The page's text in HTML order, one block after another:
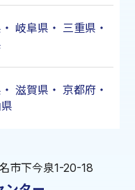
・ 岐阜県 ・ 三重県 ・
・ 滋賀県 ・ 京都府 ・
市下今泉1-20-18